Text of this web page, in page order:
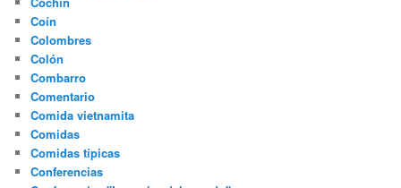
Coín
Colombres
Colón
Combarro
Comentario
Comida vietnamita
Comidas
Comidas típicas
Conferencias